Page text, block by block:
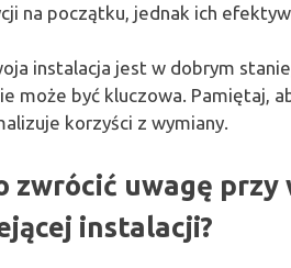
na początku, jednak ich
instalacja jest w dobrym
może być kluczowa. Pamiętaj,
korzyści z wymiany.
zwrócić uwagę przy
instalacji?